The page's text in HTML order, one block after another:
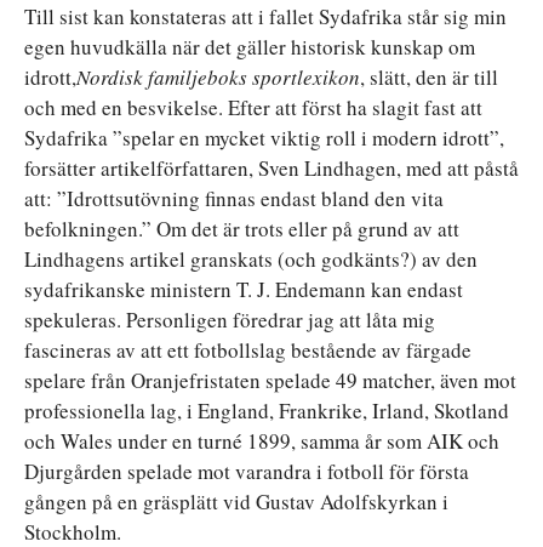
Till sist kan konstateras att i fallet Sydafrika står sig min
egen huvudkälla när det gäller historisk kunskap om
idrott,Nordisk familjeboks sportlexikon, slätt, den är till
och med en besvikelse. Efter att först ha slagit fast att
Sydafrika ”spelar en mycket viktig roll i modern idrott”,
forsätter artikelförfattaren, Sven Lindhagen, med att påstå
att: ”Idrottsutövning finnas endast bland den vita
befolkningen.” Om det är trots eller på grund av att
Lindhagens artikel granskats (och godkänts?) av den
sydafrikanske ministern T. J. Endemann kan endast
spekuleras. Personligen föredrar jag att låta mig
fascineras av att ett fotbollslag bestående av färgade
spelare från Oranjefristaten spelade 49 matcher, även mot
professionella lag, i England, Frankrike, Irland, Skotland
och Wales under en turné 1899, samma år som AIK och
Djurgården spelade mot varandra i fotboll för första
gången på en gräsplätt vid Gustav Adolfskyrkan i
Stockholm.